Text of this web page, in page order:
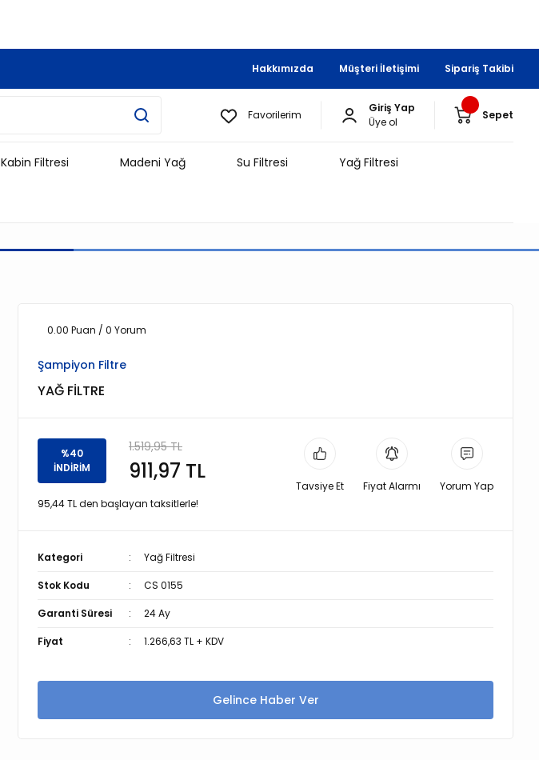
Hakkımızda Müşteri İletişimi Sipariş Takibi
Favorilerim
Giriş Yap
Üye ol
Sepet
Kabin Filtresi Madeni Yağ Su Filtresi Yağ Filtresi
0.00 Puan / 0 Yorum
Şampiyon Filtre
YAĞ FİLTRE
%40
İNDİRİM
1.519,95 TL
911,97 TL
95,44 TL den başlayan taksitlerle!
Tavsiye Et Fiyat Alarmı Yorum Yap
Kategori Yağ Filtresi
Stok Kodu CS 0155
Garanti Süresi 24 Ay
Fiyat 1.266,63 TL + KDV
Gelince Haber Ver